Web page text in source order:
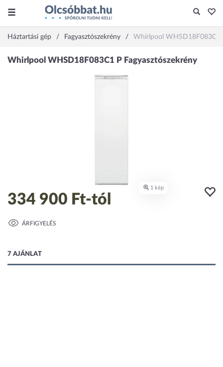
Háztartási gép Fagyasztószekrény Whirlpool WHSD18F083C1
334 900 Ft-tól
ÁRFIGYELÉS
7 AJÁNLAT